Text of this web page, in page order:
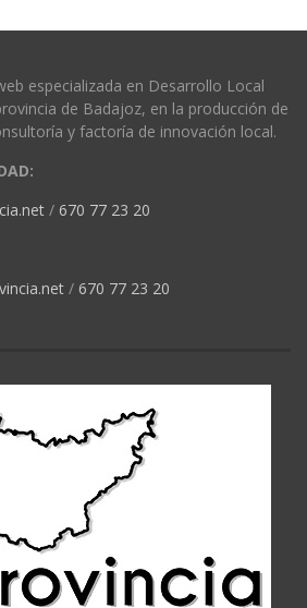
especializada en Desarrollo Local
de Badajoz, en la producción de
y factoría de innovación local.
/ 670 77 23 20
/ 670 77 23 20